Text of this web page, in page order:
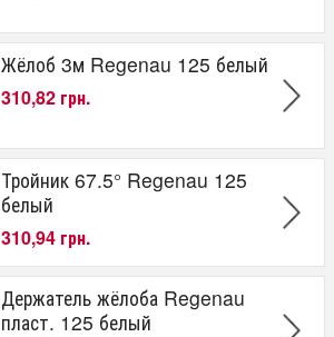
Жёлоб 3м Regenau 125 белый
310,82 грн.
Тройник 67.5° Regenau 125
белый
310,94 грн.
Держатель жёлоба Regenau
пласт. 125 белый